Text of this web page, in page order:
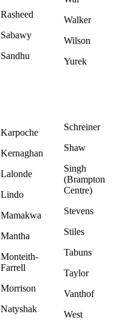
Rasheed
Sabawy
Sandhu
Walker
Wilson
Yurek
Karpoche
Kernaghan
Lalonde
Lindo
Mamakwa
Mantha
Monteith-
Farrell
Morrison
Natyshak
Schreiner
Shaw
Singh
(Brampton
Centre)
Stevens
Stiles
Tabuns
Taylor
Vanthof
West